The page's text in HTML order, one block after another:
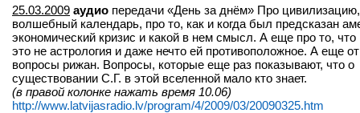
25.03.2009 аудио передачи «День за днём» Про
волшебный календарь, про то, как и когда был предсказан
экономический кризис и какой в нем смысл. А еще про то, что
это не астрология и даже нечто ей противоположное. А еще
вопросы рижан. Вопросы, которые еще раз показывают, что о
существовании С.Г. в этой вселенной мало кто знает.
(в правой колонке нажать время 10.06)
http://www.latvijasradio.lv/program/4/2009/03/20090325.htm